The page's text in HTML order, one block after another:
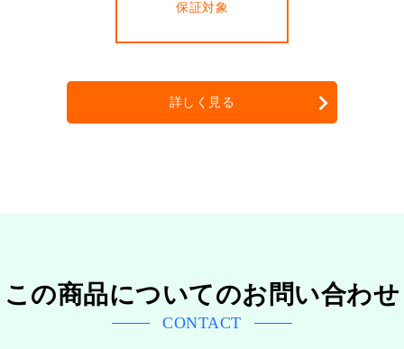
保証対象
詳しく見る
この商品についてのお問い合わせ
CONTACT